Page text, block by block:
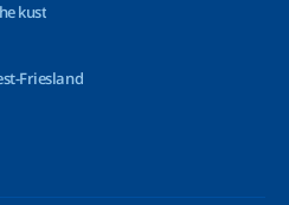
kust
Friesland